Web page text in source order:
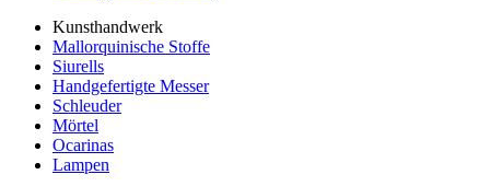
Kunsthandwerk
Mallorquinische Stoffe
Siurells
Handgefertigte Messer
Schleuder
Mörtel
Ocarinas
Lampen